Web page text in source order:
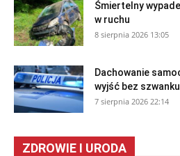
Śmiertelny
w ruchu
8 sierpnia 2026 13:05
Dachowanie
wyjść bez szwanku
7 sierpnia 2026 22:14
ZDROWIE I URODA